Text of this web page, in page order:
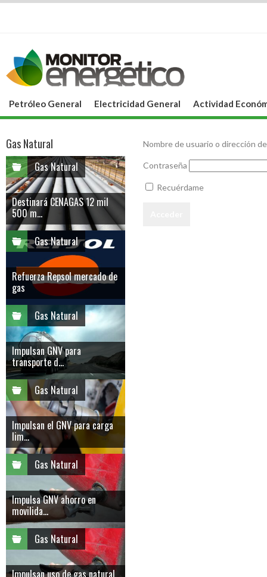
Petróleo General Electricidad General Actividad
Nombre de usuario o dirección
Contraseña
Recuérdame
Gas Natural
Gas Natural
Destinará CENAGAS 12 mil
500 m...
Gas Natural
Refuerza Repsol mercado de
gas
Gas Natural
Impulsan GNV para
transporte d...
Gas Natural
Impulsan el GNV para carga
lim...
Gas Natural
Impulsa GNV ahorro en
movilida...
Gas Natural
Impulsan uso de gas natural